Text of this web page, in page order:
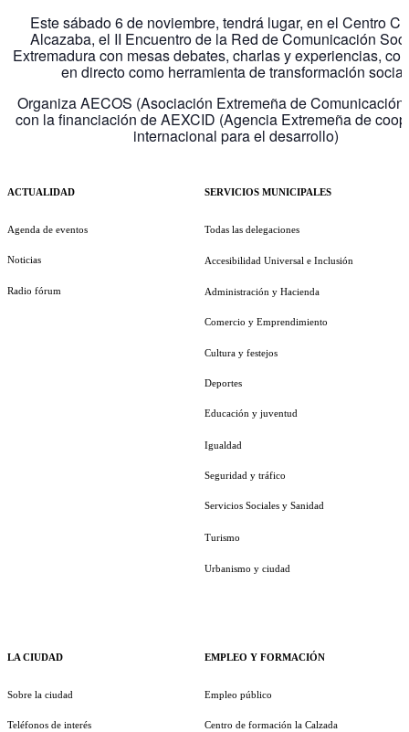
Este sábado 6 de noviembre, tendrá lugar, en el Centro
Alcazaba, el II Encuentro de la Red de Comunicación
Extremadura con mesas debates, charlas y experiencias,
en directo como herramienta de transformación
Organiza AECOS (Asociación Extremeña de
con la financiación de AEXCID (Agencia Extremeña de
internacional para el desarrollo)
ACTUALIDAD
Agenda de eventos
Noticias
Radio fórum
LA CIUDAD
Sobre la ciudad
Teléfonos de interés
SERVICIOS MUNICIPALES
Todas las delegaciones
Accesibilidad Universal e Inclusión
Administración y Hacienda
Comercio y Emprendimiento
Cultura y festejos
Deportes
Educación y juventud
Igualdad
Seguridad y tráfico
Servicios Sociales y Sanidad
Turismo
Urbanismo y ciudad
EMPLEO Y FORMACIÓN
Empleo público
Centro de formación la Calzada